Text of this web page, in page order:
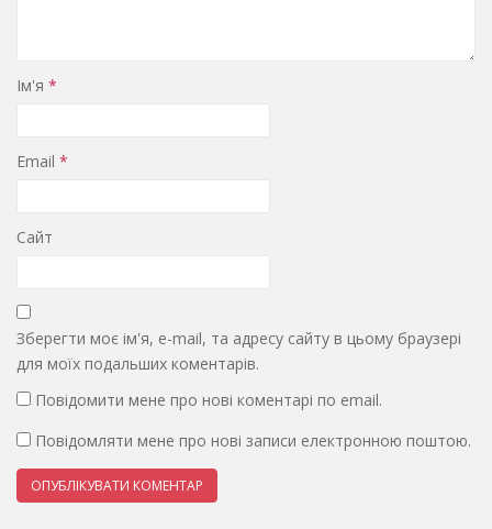
Ім'я *
Email *
Сайт
Зберегти моє ім'я, e-mail, та адресу сайту в цьому браузері
для моїх подальших коментарів.
Повідомити мене про нові коментарі по email.
Повідомляти мене про нові записи електронною поштою.